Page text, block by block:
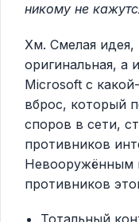
никому не
Хм. Смелая идея,
оригинальная, а
Microsoft с
вброс, который
споров в сети,
противников
Невооружённым
противников
Тотальный